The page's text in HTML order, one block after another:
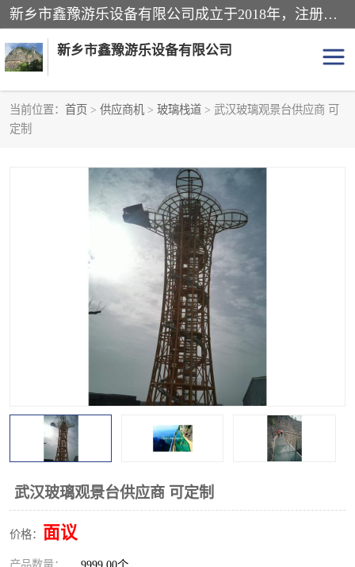
新乡市鑫豫游乐设备有限公司成立于2018年，注册地位于河南省。经营范围包括游乐设备、滑索、滑道、空中自行车、吊桥、拓展器材、攀岩器材、趣桥、悬崖秋千、网红桥、儿童乐园设备、水上乐园设备、丛林穿越设备、音乐呐喊设备、轨道滑车、栈道、玻璃滑道、观景平台、景观包装的设计、制造、销售、安装、维修，景区策划服务。
新乡市鑫豫游乐设备有限公司
当前位置： 首页 > 供应商机 > 玻璃栈道 > 武汉玻璃观景台供应商 可
定制
武汉玻璃观景台供应商 可定制
价格： 面议
游乐设备
儿童乐园设备
水上乐园设备
攀岩器材
空中自行车
玻璃滑道
网红桥
丛林穿越设备
音乐呐喊设备
玻璃栈道